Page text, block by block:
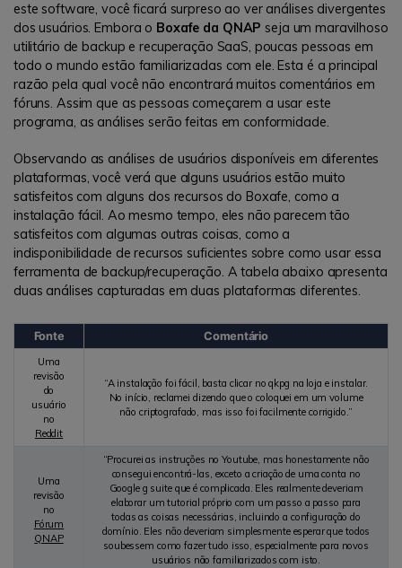
este software, você ficará surpreso ao ver análises divergentes
dos usuários. Embora o Boxafe da QNAP seja um maravilhoso
utilitário de backup e recuperação SaaS, poucas pessoas em
todo o mundo estão familiarizadas com ele. Esta é a principal
razão pela qual você não encontrará muitos comentários em
fóruns. Assim que as pessoas começarem a usar este
programa, as análises serão feitas em conformidade.
Observando as análises de usuários disponíveis em diferentes
plataformas, você verá que alguns usuários estão muito
satisfeitos com alguns dos recursos do Boxafe, como a
instalação fácil. Ao mesmo tempo, eles não parecem tão
satisfeitos com algumas outras coisas, como a
indisponibilidade de recursos suficientes sobre como usar essa
ferramenta de backup/recuperação. A tabela abaixo apresenta
duas análises capturadas em duas plataformas diferentes.
Fonte Comentário
Uma
revisão
do
usuário
no
Reddit
“A instalação foi fácil, basta clicar no qkpg na loja e instalar.
No início, reclamei dizendo que o coloquei em um volume
não criptografado, mas isso foi facilmente corrigido.”
Uma
revisão
no
Fórum
QNAP
“Procurei as instruções no Youtube, mas honestamente não
consegui encontrá-las, exceto a criação de uma conta no
Google g suite que é complicada. Eles realmente deveriam
elaborar um tutorial próprio com um passo a passo para
todas as coisas necessárias, incluindo a configuração do
domínio. Eles não deveriam simplesmente esperar que todos
soubessem como fazer tudo isso, especialmente para novos
usuários não familiarizados com isto.